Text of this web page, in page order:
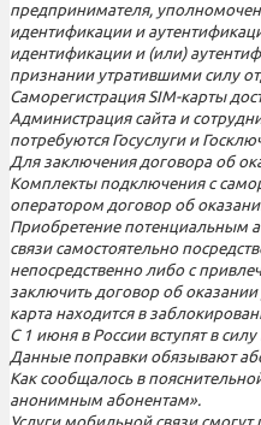
предпринимателя,
идентификации и
идентификации и (или)
признании утратившими силу
Саморегистрация SIM-карты
Администрация сайта и
потребуются Госуслуги и
Для заключения договора об
Комплекты подключения с
оператором договор об
Приобретение потенциальным
связи самостоятельно
непосредственно либо с
заключить договор об
карта находится в
С 1 июня в России вступят в
Данные поправки обязывают
Как сообщалось в
анонимным абонентам».